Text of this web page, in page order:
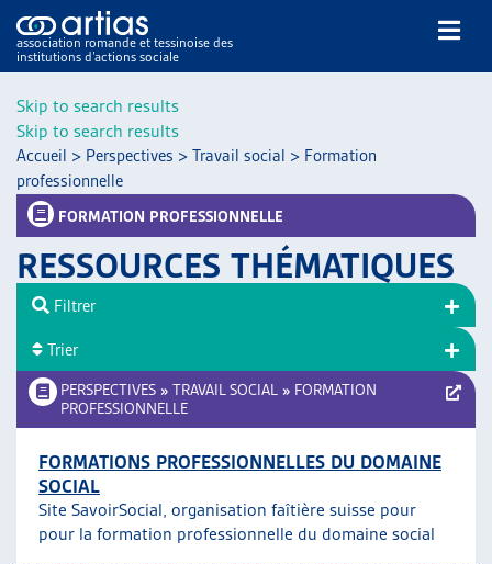
Skip to search results
Skip to search results
association romande et tessinoise des
institutions d’actions sociale
NOS PUBLICATIONS
ARTICLES
VEILLE
RESSOURCES
THÉMATIQUES
AUTRES
ARTIAS
L’ASSOCIATION
Accueil > Perspectives > Travail social > Formation
professionnelle
FORMATION PROFESSIONNELLE
RESSOURCES THÉMATIQUES
PERSPECTIVES » TRAVAIL SOCIAL » FORMATION
PROFESSIONNELLE
FORMATIONS PROFESSIONNELLES DU DOMAINE
SOCIAL
Site SavoirSocial, organisation faîtière suisse pour
pour la formation professionnelle du domaine social
Filtrer
Trier